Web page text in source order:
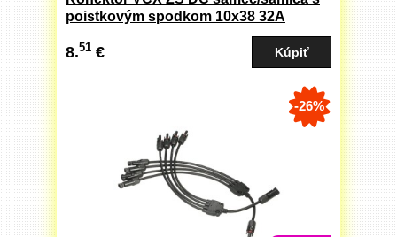
poistkovým spodkom 10x38 32A
8.51 €
-26%